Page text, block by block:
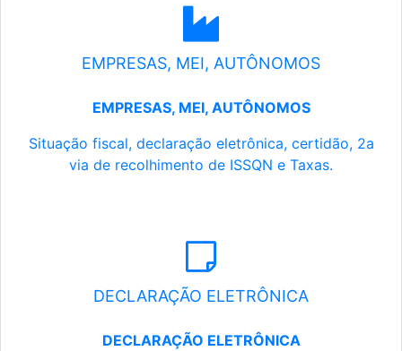
EMPRESAS, MEI, AUTÔNOMOS
EMPRESAS, MEI, AUTÔNOMOS
Situação fiscal, declaração eletrônica, certidão, 2a
via de recolhimento de ISSQN e Taxas.
DECLARAÇÃO ELETRÔNICA
DECLARAÇÃO ELETRÔNICA